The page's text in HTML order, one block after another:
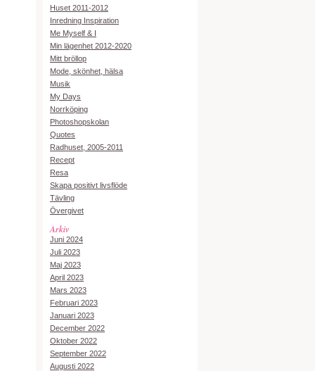
Huset 2011-2012
Inredning Inspiration
Me Myself & I
Min lägenhet 2012-2020
Mitt bröllop
Mode, skönhet, hälsa
Musik
My Days
Norrköping
Photoshopskolan
Quotes
Radhuset, 2005-2011
Recept
Resa
Skapa positivt livsflöde
Tävling
Övergivet
Arkiv
Juni 2024
Juli 2023
Maj 2023
April 2023
Mars 2023
Februari 2023
Januari 2023
December 2022
Oktober 2022
September 2022
Augusti 2022